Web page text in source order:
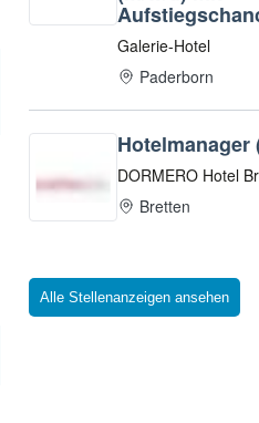
Alle Stellenanzeigen ansehen